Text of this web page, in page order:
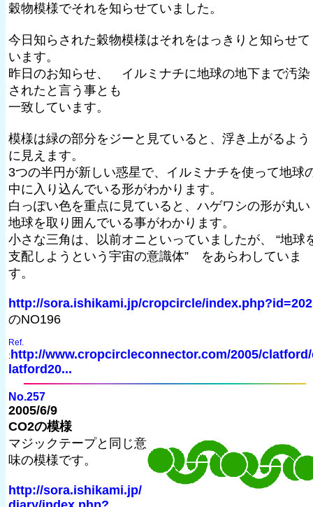
穀物模様でそれを知らせていました。
今日知らされた穀物模様はそれをはっきりと知らせて
います。
昨日のお知らせ、 イルミナチに地球の地下まで汚染
されたと言う事とも
一致しています。
模様は緑の部分をジーと見ていると、浮き上がるよう
に見えます。
3つの半円が新しい惑星で、イルミナチを使って地球
中に入り込んでいる形がわかります。
白っぽい色を重点に見ていると、ハゲワシの形が丸い
地球を取り囲んでいる事がわかります。
小さな三角は、以前オニといっていましたが、 “地球
支配しようという宇宙の意識体” をあらわしていま
す。
http://sora.ishikami.jp/cropcircle/index.php?id=202
のNO196
Ref.
: http://www.cropcircleconnector.com/2005/
latford20...
No.257
2005/6/9
CO2の模様
マジックテープと同じ意
味の模様です。
http://sora.ishikami.jp/